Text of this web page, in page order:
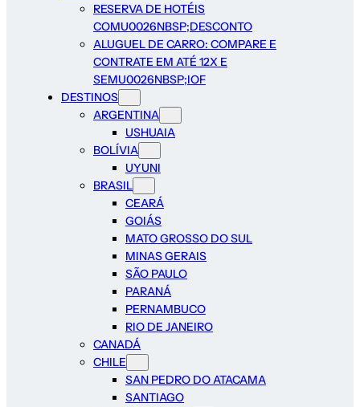
RESERVA DE HOTÉIS
COMU0026NBSP;DESCONTO
ALUGUEL DE CARRO: COMPARE E
CONTRATE EM ATÉ 12X E
SEMU0026NBSP;IOF
DESTINOS
ARGENTINA
USHUAIA
BOLÍVIA
UYUNI
BRASIL
CEARÁ
GOIÁS
MATO GROSSO DO SUL
MINAS GERAIS
SÃO PAULO
PARANÁ
PERNAMBUCO
RIO DE JANEIRO
CANADÁ
CHILE
SAN PEDRO DO ATACAMA
SANTIAGO